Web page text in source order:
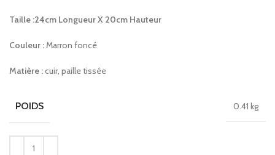
Taille :24cm Longueur X 20cm Hauteur
Couleur :Marron foncé
Matière :cuir, paille tissée
POIDS 0.41 kg